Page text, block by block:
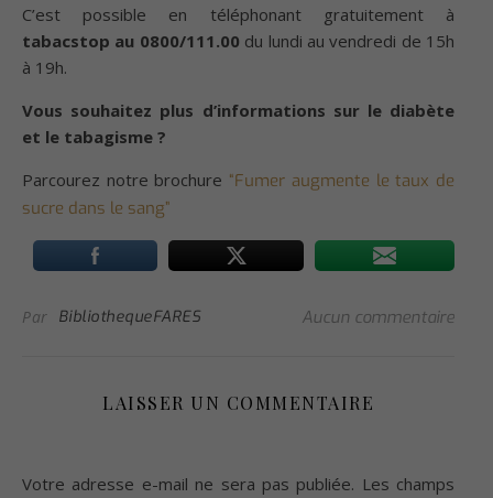
C’est possible en téléphonant gratuitement à
tabacstop au 0800/111.00 du lundi au vendredi de 15h
à 19h.
Vous souhaitez plus d’informations sur le diabète
et le tabagisme ?
Parcourez notre brochure “Fumer augmente le taux de
sucre dans le sang”
Par BibliothequeFARES Aucun commentaire
LAISSER UN COMMENTAIRE
Votre adresse e-mail ne sera pas publiée. Les champs